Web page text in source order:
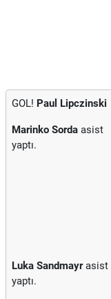
GOL! Paul Lipczinski
Marinko Sorda asist
yaptı.
Luka Sandmayrasist
yaptı.